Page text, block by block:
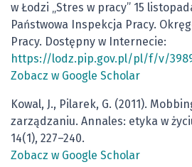
w Łodzi „Stres w pracy” 15
Państwowa Inspekcja Pracy.
Pracy. Dostępny w Internecie:
https://lodz.pip.gov.pl/pl/f/v/
Zobacz w Google Scholar
Kowal, J., Pilarek, G. (2011).
zarządzaniu. Annales: etyka w
14(1), 227–240.
Zobacz w Google Scholar